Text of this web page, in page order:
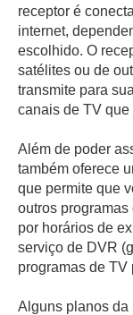
receptor é
internet,
escolhido. O
satélites ou de
transmite para
canais de TV que
Além de poder
também oferece
que permite que
outros
por horários de
serviço de DVR
programas de TV
Alguns planos da